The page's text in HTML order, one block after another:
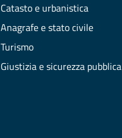
Catasto e urbanistica
Anagrafe e stato civile
Turismo
Giustizia e sicurezza pubblica